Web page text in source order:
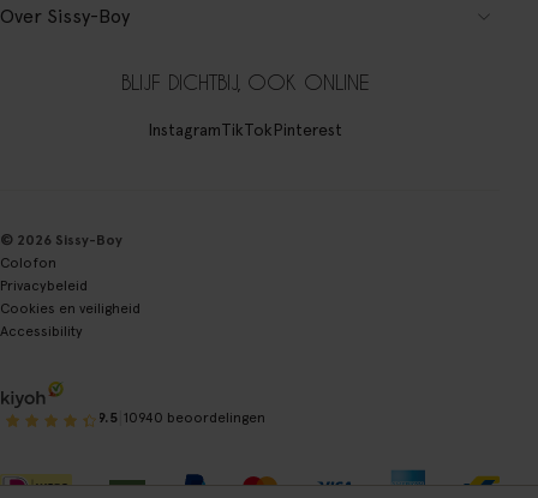
Over Sissy-Boy
BLIJF DICHTBIJ, OOK ONLINE
InstagramTikTokPinterest
© 2026 Sissy-Boy
Colofon
Privacybeleid
Cookies en veiligheid
Accessibility
9.5 10940 beoordelingen